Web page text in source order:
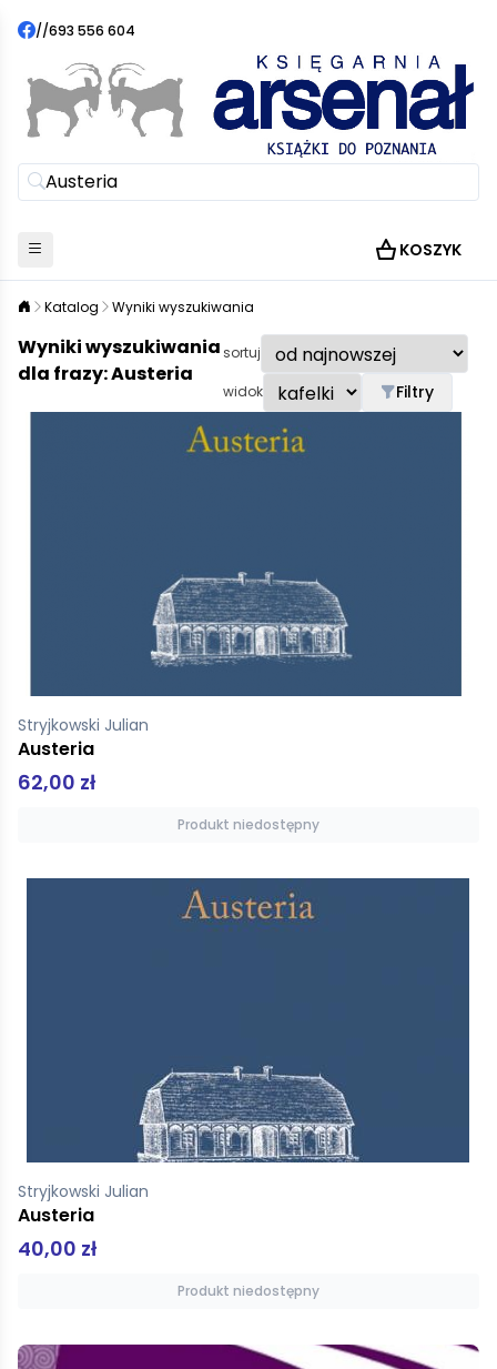
//693 556 604
KOSZYK
Katalog Wyniki wyszukiwania
Wyniki wyszukiwania
dla frazy: Austeria
sortuj
widok Filtry
Stryjkowski Julian
Austeria
62,00 zł
Produkt niedostępny
Stryjkowski Julian
Austeria
40,00 zł
Produkt niedostępny